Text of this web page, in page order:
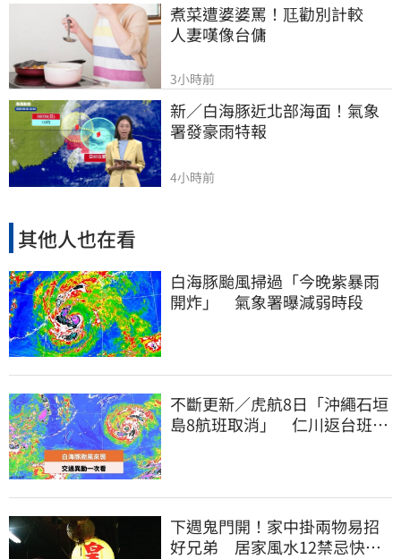
煮菜遭婆婆罵！尫勸別計較
人妻嘆像台傭
3小時前
新／白海豚近北部海面！氣象
署發豪雨特報
4小時前
其他人也在看
白海豚颱風掃過「今晚紫暴雨
開炸」 氣象署曝減弱時段
不斷更新／虎航8日「沖繩石垣
島8航班取消」 仁川返台班機
下週鬼門開！家中掛兩物易招
好兄弟 居家風水12禁忌快檢